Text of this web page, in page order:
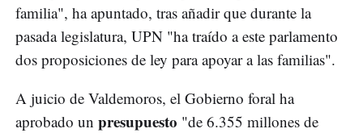
familia", ha apuntado, tras añadir que durante la
pasada legislatura, UPN "ha traído a este parlamento
dos proposiciones de ley para apoyar a las familias".
A juicio de Valdemoros, el Gobierno foral ha
aprobado un presupuesto "de 6.355 millones de